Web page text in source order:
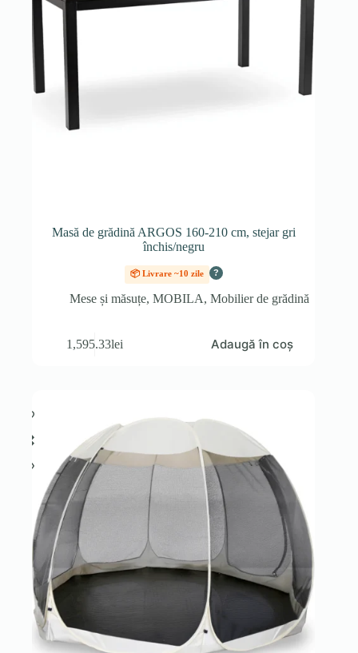
Masă de grădină ARGOS 160-210 cm, stejar gri
închis/negru
📦 Livrare ~10 zile ?
Mese și măsuțe,MOBILA,Mobilier de grădină
1,595.33lei Adaugă în coș